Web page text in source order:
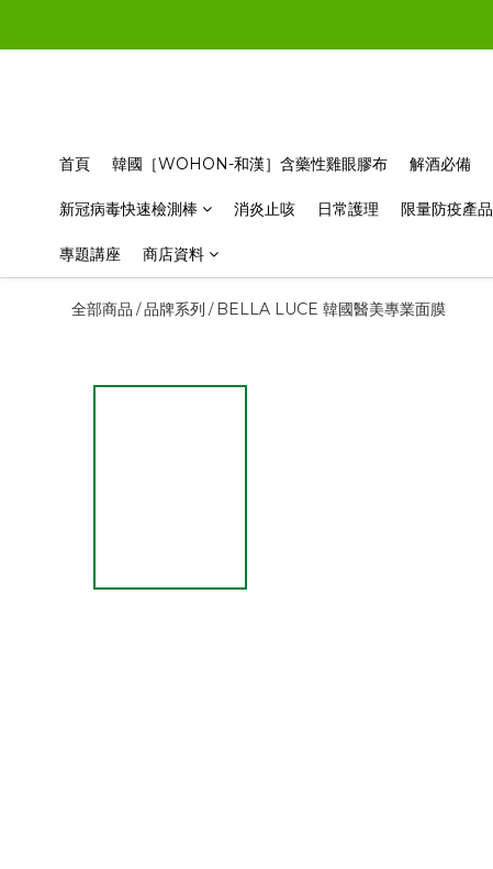
首頁 韓國［WOHON-和漢］含藥性雞眼膠布 解酒必備
新冠病毒快速檢測棒 消炎止咳 日常護理 限量防疫產品
專題講座 商店資料
全部商品 /品牌系列 / BELLA LUCE 韓國醫美專業面膜